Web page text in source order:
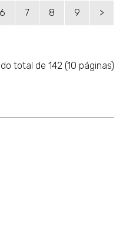
6 7 8 9 >
total de 142 (10 páginas)